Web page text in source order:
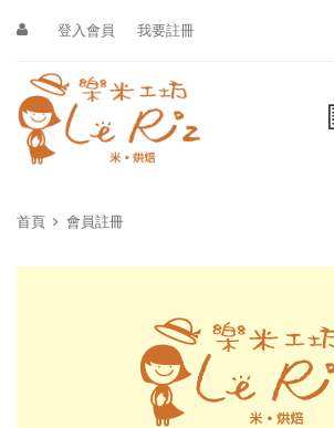
登入會員 我要註冊
首頁 會員註冊